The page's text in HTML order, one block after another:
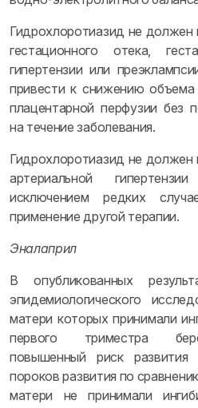
Гидрохлоротиазид не должен
гестационного отека,
гипертензии или
привести к снижению
плацентарной перфузии без
на течение заболевания.
Гидрохлоротиазид не должен
артериальной
исключением редких
применение другой терапии.
Эналаприл
В опубликованных
эпидемиологического
матери которых принимали
первого триместра
повышенный риск развития
пороков развития по
матери не принимали